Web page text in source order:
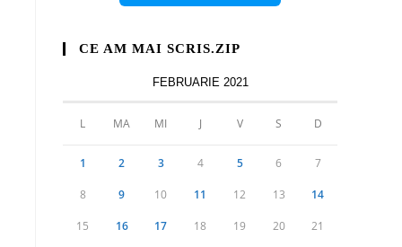
CE AM MAI SCRIS.ZIP
FEBRUARIE 2021
L MA MI J V S D
1 2 3 4 5 6 7
8 9 10 11 12 13 14
15 16 17 18 19 20 21